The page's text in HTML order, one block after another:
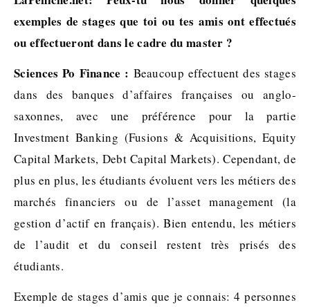
exemples de stages que toi ou tes amis ont effectués
ou effectueront dans le cadre du master ?
Sciences Po Finance : Beaucoup effectuent des stages
dans des banques d’affaires françaises ou anglo-
saxonnes, avec une préférence pour la partie
Investment Banking (Fusions & Acquisitions, Equity
Capital Markets, Debt Capital Markets). Cependant, de
plus en plus, les étudiants évoluent vers les métiers des
marchés financiers ou de l’asset management (la
gestion d’actif en français). Bien entendu, les métiers
de l’audit et du conseil restent très prisés des
étudiants.
Exemple de stages d’amis que je connais: 4 personnes